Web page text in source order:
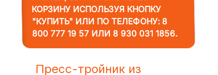
КОРЗИНУ ИСПОЛЬЗУЯ КНОПКУ
"КУПИТЬ" ИЛИ ПО ТЕЛЕФОНУ: 8
800 777 19 57ИЛИ 8 930 031 1856.
Пресс-тройник из